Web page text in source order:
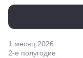
1 месяц 2026
2-е полугодие